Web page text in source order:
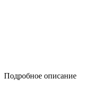
Подробное описание